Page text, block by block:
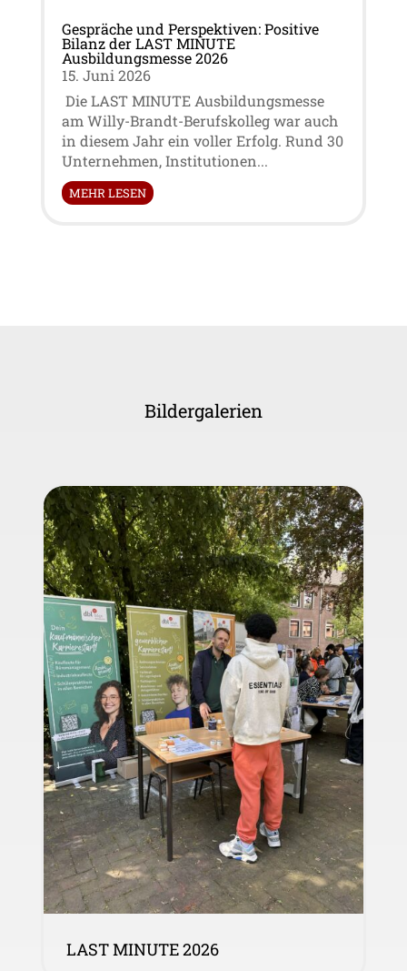
Gespräche und Perspektiven: Positive
Bilanz der LAST MINUTE
Ausbildungsmesse 2026
15. Juni 2026
Die LAST MINUTE Ausbildungsmesse
am Willy-Brandt-Berufskolleg war auch
in diesem Jahr ein voller Erfolg. Rund 30
Unternehmen, Institutionen...
MEHR LESEN
Bildergalerien
LAST MINUTE 2026